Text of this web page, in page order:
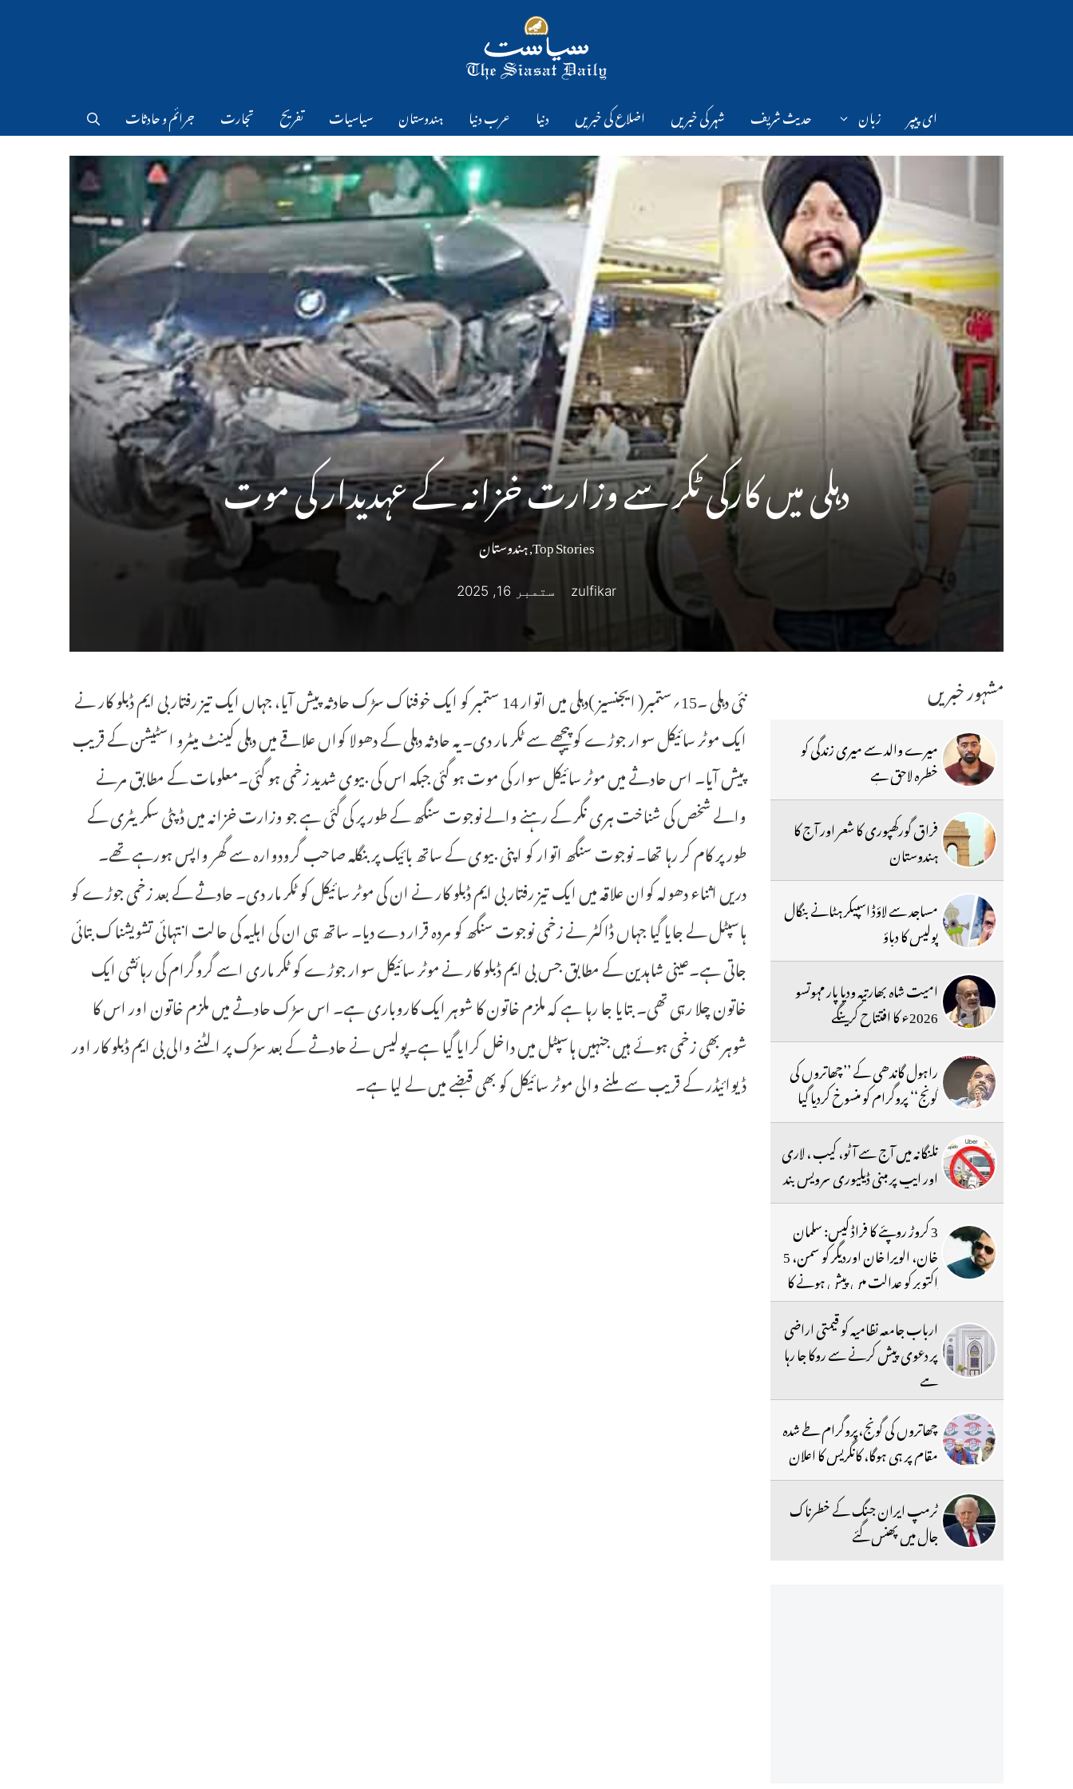
ای پیپر زبان حدیث شریف شہر کی خبریں اضلاع کی خبریں دنیا عرب دنیا ہندوستان سیاسیات تفریح تجارت جرائم و حادثات
دہلی میں کارکی ٹکر سے وزارت خزانہ کے عہدیدار کی موت
Top Stories
,ہندوستان
zulfikar ستمبر 16, 2025
نئی دہلی ۔15؍ستمبر( ایجنسیز )دہلی میں اتوار 14 ستمبر کو ایک خوفناک سڑک حادثہ پیش آیا، جہاں ایک تیز رفتار بی ایم ڈبلو کار نے
ایک موٹر سائیکل سوار جوڑے کو پیچھے سے ٹکر مار دی۔یہ حادثہ دہلی کے دھولا کواں علاقے میں دہلی کینٹ میٹرو اسٹیشن کے قریب
پیش آیا۔ اس حادثے میں موٹر سائیکل سوار کی موت ہو گئی جبکہ اس کی بیوی شدید زخمی ہو گئی۔معلومات کے مطابق مرنے
والے شخص کی شناخت ہری نگر کے رہنے والے نوجوت سنگھ کے طور پر کی گئی ہے جو وزارت خزانہ میں ڈپٹی سکریٹری کے
طور پر کام کر رہا تھا۔ نوجوت سنگھ اتوار کو اپنی بیوی کے ساتھ بائیک پر بنگلہ صاحب گرودوارہ سے گھر واپس ہورہے تھے۔
دریں اثناء دھولہ کوان علاقہ میں ایک تیز رفتار بی ایم ڈبلو کار نے ان کی موٹر سائیکل کو ٹکر مار دی۔ حادثے کے بعد زخمی جوڑے کو
ہاسپٹل لے جایا گیا جہاں ڈاکٹر نے زخمی نوجوت سنگھ کو مردہ قرار دے دیا۔ ساتھ ہی ان کی اہلیہ کی حالت انتہائی تشویشناک بتائی
جاتی ہے۔عینی شاہدین کے مطابق جس بی ایم ڈبلو کار نے موٹر سائیکل سوار جوڑے کو ٹکر ماری اسے گروگرام کی رہائشی ایک
خاتون چلا رہی تھی۔ بتایا جا رہا ہے کہ ملزم خاتون کا شوہر ایک کاروباری ہے۔ اس سڑک حادثے میں ملزم خاتون اور اس کا
شوہر بھی زخمی ہوئے ہیں جنہیں ہاسپٹل میں داخل کرایا گیا ہے۔پولیس نے حادثے کے بعد سڑک پر الٹنے والی بی ایم ڈبلو کار اور
ڈیوائیڈر کے قریب سے ملنے والی موٹر سائیکل کو بھی قبضے میں لے لیا ہے۔
مشہور خبریں
میرے والد سے میری زندگی کو
خطرہ لاحق ہے
فراق گورکھپوری کا شعر اور آج کا
ہندوستان
مساجد سے لاؤڈ اسپیکر ہٹانے بنگال
پولیس کا دباؤ
امیت شاہ بھارتیہ ودیا پار مہوتسو
2026ء کا افتتاح کرینگے
راہول گاندھی کے ’’چھاتروں کی
گونج‘‘ پروگرام کو منسوخ کردیا گیا
تلنگانہ میں آج سے آٹو، کیب ، لاری
اور ایپ پر مبنی ڈیلیوری سرویس بند
3 کروڑ روپئے کا فراڈ کیس: سلمان
خان، الویرا خان اوردیگر کو سمن، 5
اکتوبر کو عدالت میں پیش ہونے کا
حکم
ارباب جامعہ نظامیہ کو قیمتی اراضی
پر دعوی پیش کرنے سے روکا جا رہا
ہے
چھاتروں کی گونج،پروگرام طے شدہ
مقام پر ہی ہوگا، کانگریس کا اعلان
ٹرمپ ایران جنگ کے خطرناک
جال میں پھنس گئے